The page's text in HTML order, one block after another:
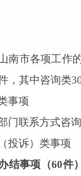
南市各项工作
，其中咨询类
事项
门联系方式咨询
（投诉） 类事项
结事项（60件